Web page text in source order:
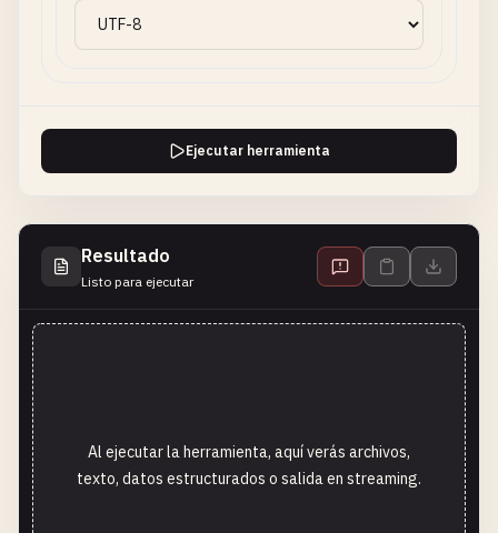
Ejecutar herramienta
Resultado
Listo para ejecutar
Al ejecutar la herramienta, aquí verás archivos,
texto, datos estructurados o salida en streaming.